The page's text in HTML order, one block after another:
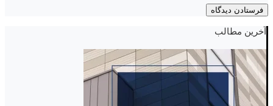
آخرین مطالب